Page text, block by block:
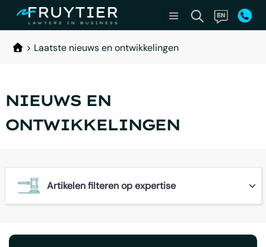
> Laatste nieuws en ontwikkelingen
NIEUWS EN
ONTWIKKELINGEN